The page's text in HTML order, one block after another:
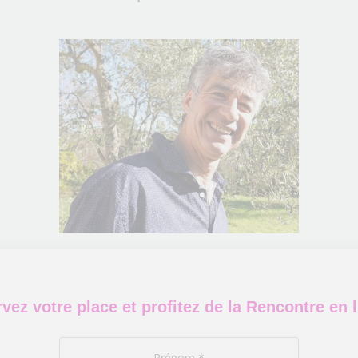
votre place et profitez de la Rencontre en